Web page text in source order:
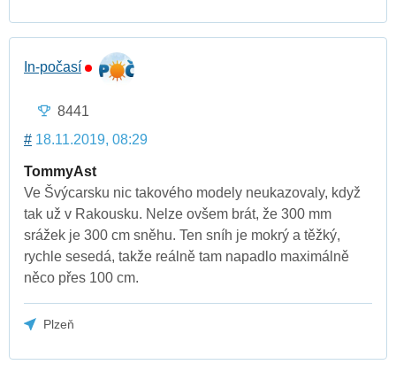
In-počasí
8441
# 18.11.2019, 08:29
TommyAst
Ve Švýcarsku nic takového modely neukazovaly, když
tak už v Rakousku. Nelze ovšem brát, že 300 mm
srážek je 300 cm sněhu. Ten sníh je mokrý a těžký,
rychle sesedá, takže reálně tam napadlo maximálně
něco přes 100 cm.
Plzeň